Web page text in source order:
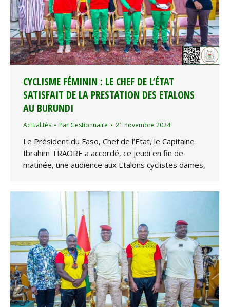
CYCLISME FÉMININ : LE CHEF DE L’ÉTAT
SATISFAIT DE LA PRESTATION DES ETALONS
AU BURUNDI
Actualités Par Gestionnaire 21 novembre 2024
Le Président du Faso, Chef de l’Etat, le Capitaine
Ibrahim TRAORE a accordé, ce jeudi en fin de
matinée, une audience aux Etalons cyclistes dames,